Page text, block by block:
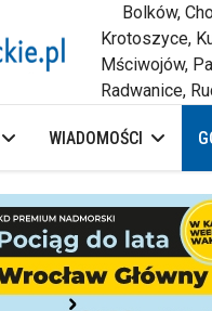
Bolków,
Krotoszyce,
Mściwojów,
Radwanice,
WIADOMOŚCI